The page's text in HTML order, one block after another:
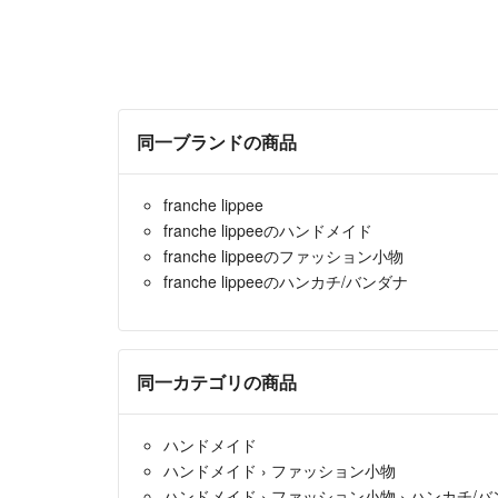
同一ブランドの商品
franche lippee
franche lippeeのハンドメイド
franche lippeeのファッション小物
franche lippeeのハンカチ/バンダナ
同一カテゴリの商品
ハンドメイド
ハンドメイド › ファッション小物